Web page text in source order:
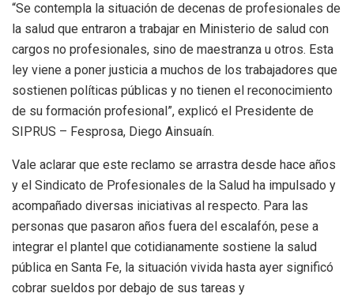
“Se contempla la situación de decenas de profesionales de
la salud que entraron a trabajar en Ministerio de salud con
cargos no profesionales, sino de maestranza u otros. Esta
ley viene a poner justicia a muchos de los trabajadores que
sostienen políticas públicas y no tienen el reconocimiento
de su formación profesional”, explicó el Presidente de
SIPRUS – Fesprosa, Diego Ainsuaín.
Vale aclarar que este reclamo se arrastra desde hace años
y el Sindicato de Profesionales de la Salud ha impulsado y
acompañado diversas iniciativas al respecto. Para las
personas que pasaron años fuera del escalafón, pese a
integrar el plantel que cotidianamente sostiene la salud
pública en Santa Fe, la situación vivida hasta ayer significó
cobrar sueldos por debajo de sus tareas y